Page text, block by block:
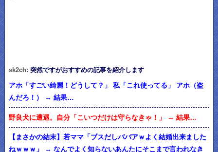
sk2ch: 突然ですがおすすめの記事を紹介します
アホ「すごい綺麗！どうして？」 私「これ使ってる」 アホ（盗
んだろ！） → 結果…
野良犬に遭遇。自分「こいつだけは守らなきゃ！」 → 結果…
【まさかの結末】若ママ「ブスだしババアｗよく結婚出来ました
ねｗｗｗ」 → なんでよく知らないあんたにそこまで言われなき